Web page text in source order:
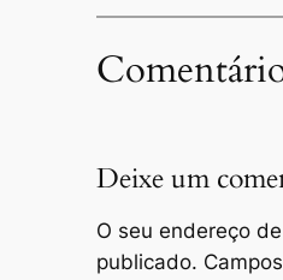
Deixe um
O seu endereço
publicado.